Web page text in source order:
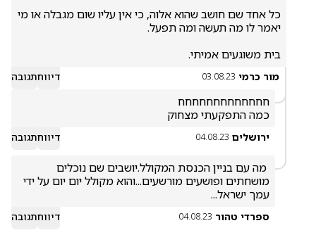
בית משוגעים אמיתי.
מור כרמי 03.08.23 דיווחתגובה
כמה התפקעתי מצחוק
ירושלים 04.08.23 דיווחתגובה
עמך ישראל...
ספרדי טהור 04.08.23 דיווחתגובה